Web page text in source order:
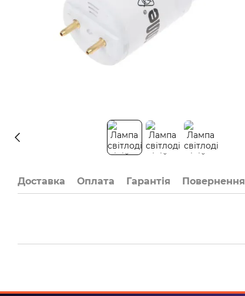
Доставка Оплата Гарантія Повернення